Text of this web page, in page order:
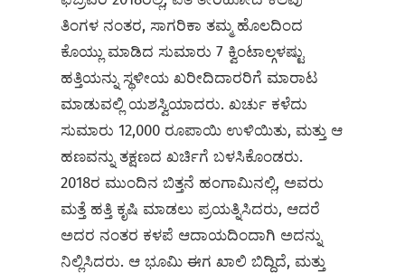
ತಿಂಗಳ ನಂತರ, ಸಾಗರಿಕಾ ತಮ್ಮ ಹೊಲದಿಂದ
ಕೊಯ್ಲು ಮಾಡಿದ ಸುಮಾರು 7 ಕ್ವಿಂಟಾಲ್ಗಳಷ್ಟು
ಹತ್ತಿಯನ್ನು ಸ್ಥಳೀಯ ಖರೀದಿದಾರರಿಗೆ ಮಾರಾಟ
ಮಾಡುವಲ್ಲಿ ಯಶಸ್ವಿಯಾದರು. ಖರ್ಚು ಕಳೆದು
ಸುಮಾರು 12,000 ರೂಪಾಯಿ ಉಳಿಯಿತು, ಮತ್ತು ಆ
ಹಣವನ್ನು ತಕ್ಷಣದ ಖರ್ಚಿಗೆ ಬಳಸಿಕೊಂಡರು.
2018ರ ಮುಂದಿನ ಬಿತ್ತನೆ ಹಂಗಾಮಿನಲ್ಲಿ, ಅವರು
ಮತ್ತೆ ಹತ್ತಿ ಕೃಷಿ ಮಾಡಲು ಪ್ರಯತ್ನಿಸಿದರು, ಆದರೆ
ಅದರ ನಂತರ ಕಳಪೆ ಆದಾಯದಿಂದಾಗಿ ಅದನ್ನು
ನಿಲ್ಲಿಸಿದರು. ಆ ಭೂಮಿ ಈಗ ಖಾಲಿ ಬಿದ್ದಿದೆ, ಮತ್ತು